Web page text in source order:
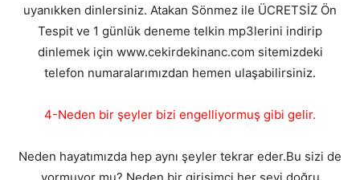
uyanıkken dinlersiniz. Atakan Sönmez ile ÜCRETSİZ Ön
Tespit ve 1 günlük deneme telkin mp3lerini indirip
dinlemek için www.cekirdekinanc.com sitemizdeki
telefon numaralarımızdan hemen ulaşabilirsiniz.
4-Neden bir şeyler bizi engelliyormuş gibi gelir.
Neden hayatımızda hep aynı şeyler tekrar eder.Bu sizi de